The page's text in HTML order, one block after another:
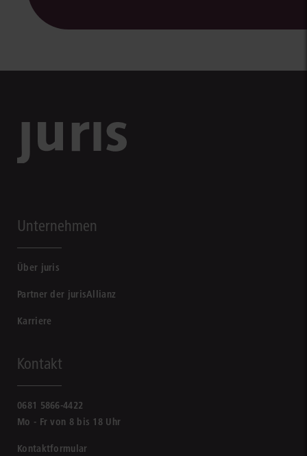
Unternehmen
Über juris
Partner der jurisAllianz
Karriere
Kontakt
0681 5866-4422
Mo - Fr von 8 bis 18 Uhr
Kontaktformular